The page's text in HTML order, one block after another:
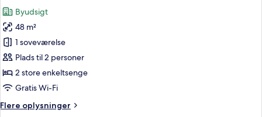
billeder
af
Deluxe
Suite
Twin
Byudsigt
48 m²
1 soveværelse
Plads til 2 personer
2 store enkeltsenge
Gratis Wi-Fi
Flere oplysninger
Flere